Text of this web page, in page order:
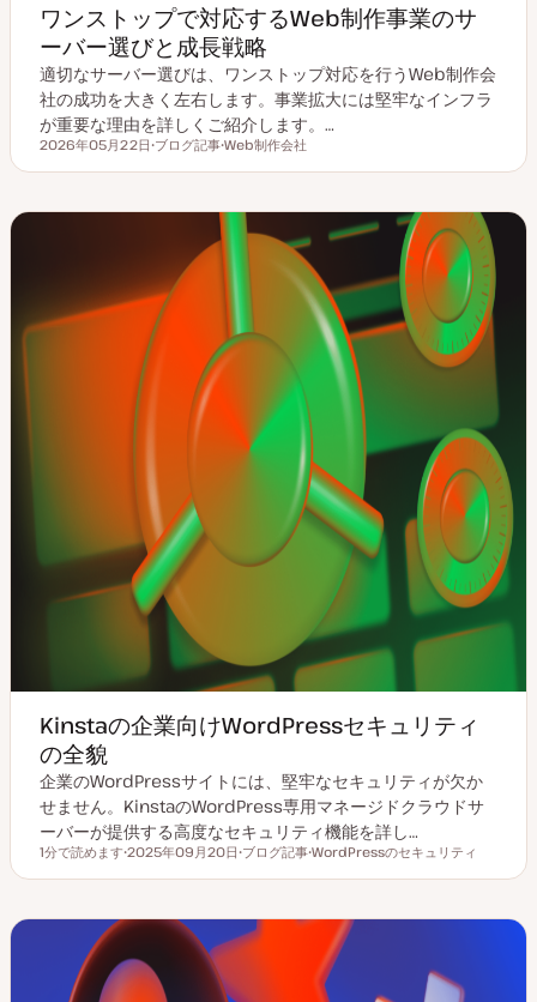
ワンストップで対応するWeb制作事業のサ
ーバー選びと成長戦略
適切なサーバー選びは、ワンストップ対応を行うWeb制作会
社の成功を大きく左右します。事業拡大には堅牢なインフラ
が重要な理由を詳しくご紹介します。…
更新日
2026年05月22日
稿
イ
ブログ記事
ピ
ク
Web制作会社
Kinstaの企業向けWordPressセキュリティ
の全貌
企業のWordPressサイトには、堅牢なセキュリティが欠か
せません。KinstaのWordPress専用マネージドクラウドサ
ーバーが提供する高度なセキュリティ機能を詳し…
読むのにかかる時間
1分で読めます
新
2025年09月20日
稿
イ
プ
ブログ記事
ピ
ク
WordPressのセキュリティ